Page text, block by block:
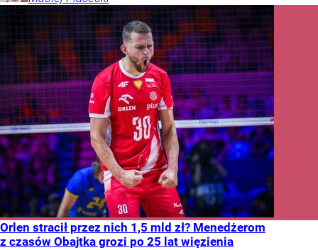
Orlen stracił przez nich 1,5 mld zł? Menedżerom
z czasów Obajtka grozi po 25 lat więzienia